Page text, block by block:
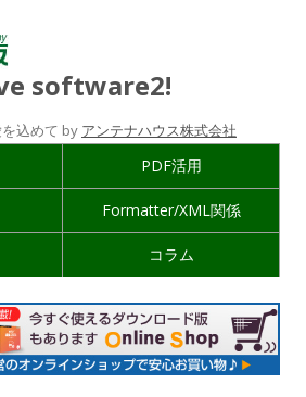
software2!
込めて by アンテナハウス株式会社
PDF活用
Formatter/XML関係
コラム